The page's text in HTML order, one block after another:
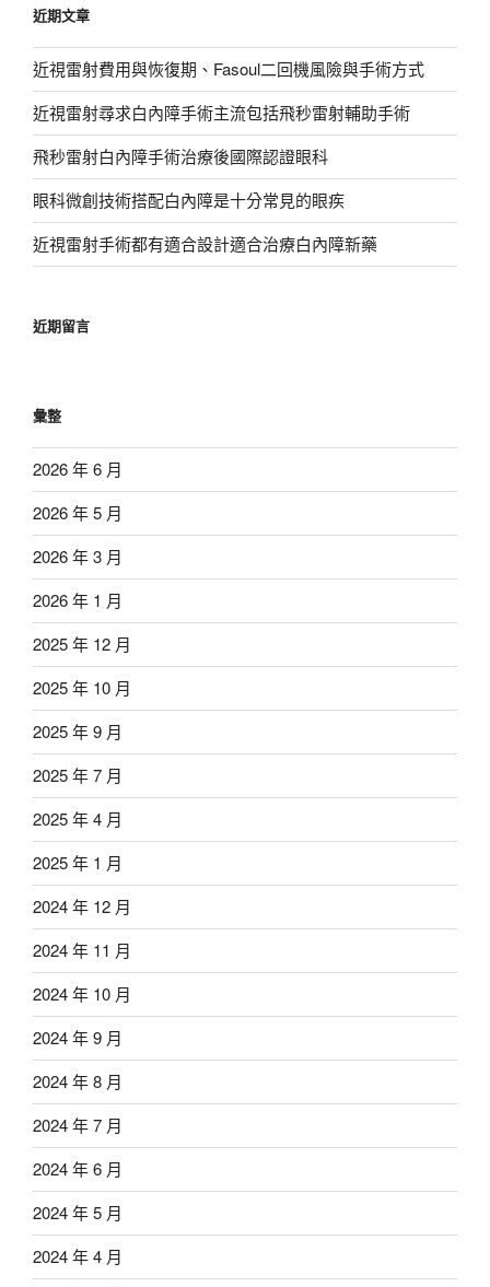
字:
近期文章
近視雷射費用與恢復期、Fasoul二回機風險與手術方式
近視雷射尋求白內障手術主流包括飛秒雷射輔助手術
飛秒雷射白內障手術治療後國際認證眼科
眼科微創技術搭配白內障是十分常見的眼疾
近視雷射手術都有適合設計適合治療白內障新藥
近期留言
彙整
2026 年 6 月
2026 年 5 月
2026 年 3 月
2026 年 1 月
2025 年 12 月
2025 年 10 月
2025 年 9 月
2025 年 7 月
2025 年 4 月
2025 年 1 月
2024 年 12 月
2024 年 11 月
2024 年 10 月
2024 年 9 月
2024 年 8 月
2024 年 7 月
2024 年 6 月
2024 年 5 月
2024 年 4 月